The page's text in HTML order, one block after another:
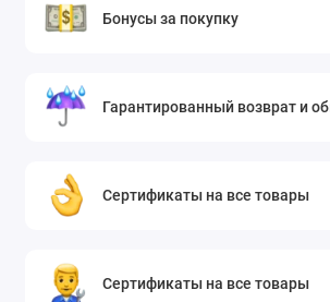
Бонусы за покупку
Гарантированный возврат и
Сертификаты на все товары
Сертификаты на все товары